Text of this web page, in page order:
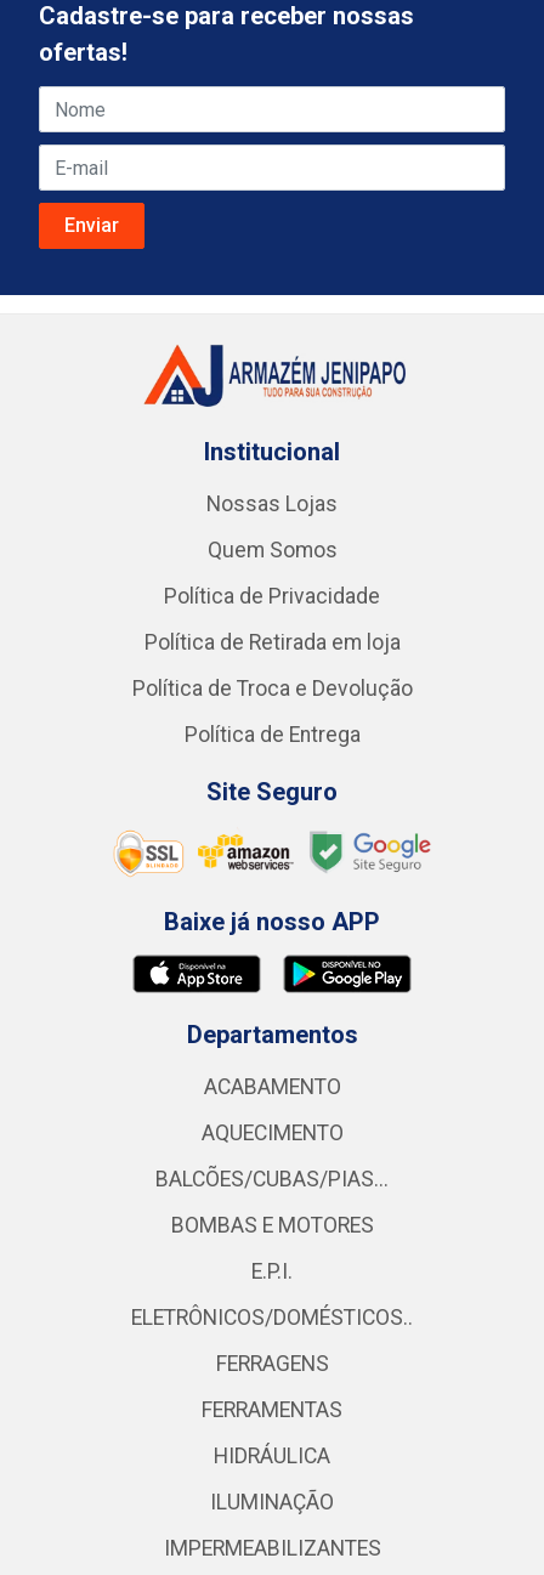
Cadastre-se para receber nossas
ofertas!
Institucional
Nossas Lojas
Quem Somos
Política de Privacidade
Política de Retirada em loja
Política de Troca e Devolução
Política de Entrega
Site Seguro
Baixe já nosso APP
Departamentos
ACABAMENTO
AQUECIMENTO
BALCÕES/CUBAS/PIAS...
BOMBAS E MOTORES
E.P.I.
ELETRÔNICOS/DOMÉSTICOS..
FERRAGENS
FERRAMENTAS
HIDRÁULICA
ILUMINAÇÃO
IMPERMEABILIZANTES